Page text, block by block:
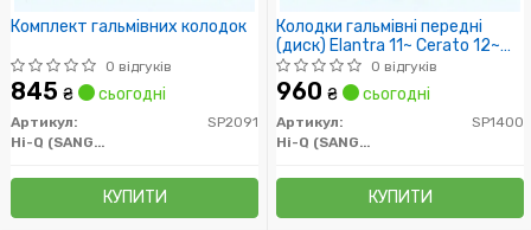
Комплект гальмівних колодок
0 відгуків
845 ₴ сьогодні
Артикул:
SP2091
Hi-Q (SANGSIN)
КУПИТИ
Колодки гальмівні передні
(диск) Elantra 11~ Cerato 12~
i20
0 відгуків
960 ₴ сьогодні
Артикул:
SP1400
Hi-Q (SANGSIN)
КУПИТИ